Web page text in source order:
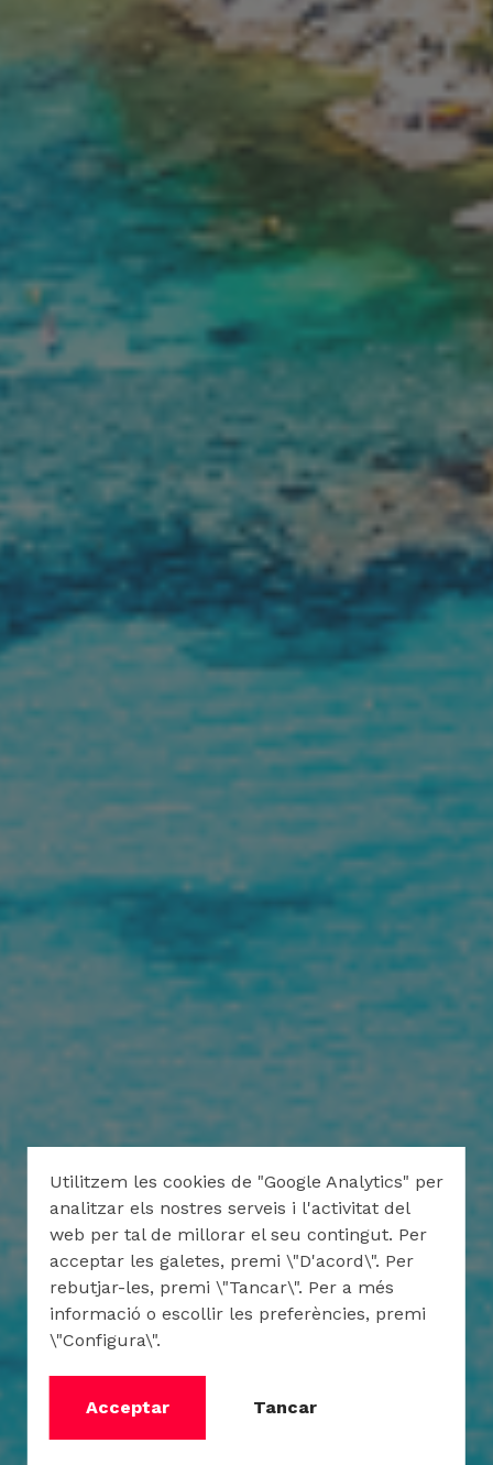
Utilitzem les cookies de "Google Analytics" per
analitzar els nostres serveis i l'activitat del
web per tal de millorar el seu contingut. Per
acceptar les galetes, premi \"D'acord\". Per
rebutjar-les, premi \"Tancar\". Per a més
informació o escollir les preferències, premi
\"Configura\".
Acceptar Tancar